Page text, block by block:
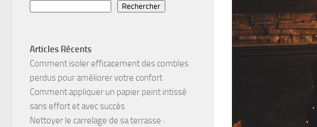
Rechercher
Articles Récents
Comment isoler efficacement des combles
perdus pour améliorer votre confort
Comment appliquer un papier peint intissé
sans effort et avec succès
Nettoyer le carrelage de sa terrasse :